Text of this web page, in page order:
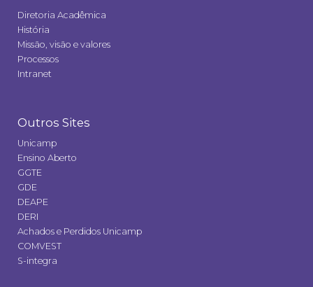
Diretoria Acadêmica
História
Missão, visão e valores
Processos
Intranet
Outros Sites
Unicamp
Ensino Aberto
GGTE
GDE
DEAPE
DERI
Achados e Perdidos Unicamp
COMVEST
S-integra